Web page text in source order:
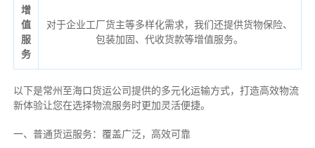
增
值
服
务
对于企业工厂货主等多样化需求，我们还提供货物保险、
包装加固、代收货款等增值服务。
以下是常州至海口货运公司提供的多元化运输方式，打造高效物流
新体验让您在选择物流服务时更加灵活便捷。
一、普通货运服务：覆盖广泛，高效可靠